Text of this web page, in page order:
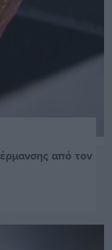
από τον